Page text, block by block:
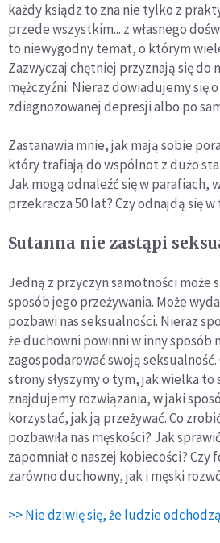
każdy ksiądz to zna nie tylko z
przede wszystkim... z własnego
to niewygodny temat, o którym
Zazwyczaj chętniej przyznają się do
mężczyźni. Nieraz dowiadujemy się
zdiagnozowanej depresji albo po
Zastanawia mnie, jak mają sobie
który trafiają do wspólnot z dużo
Jak mogą odnaleźć się w parafiach,
przekracza 50 lat? Czy odnajdą się
Sutanna nie zastąpi
Jedną z przyczyn samotności może
sposób jego przeżywania. Może
pozbawi nas seksualności. Nieraz
że duchowni powinni w inny sposób
zagospodarować swoją
strony słyszymy o tym, jak wielka to
znajdujemy rozwiązania, w jaki
korzystać, jak ją przeżywać. Co
pozbawiła nas męskości? Jak
zapomniał o naszej kobiecości?
zarówno duchowny, jak i męski
>> Nie dziwię się, że ludzie